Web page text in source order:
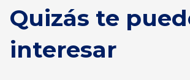
Quizás te
interesar